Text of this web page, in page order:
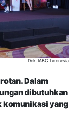
Dok. IABC Indonesia
Dalam
dibutuhkan
komunikasi yang